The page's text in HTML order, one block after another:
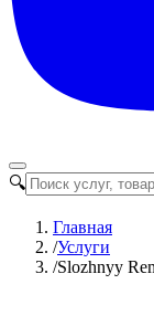
🔍
Главная
/Услуги
/Slozhnyy